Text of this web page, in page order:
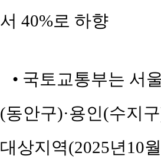
서 40%로 하향
• 국토교통부는 서
(동안구)·용인(수지
대상지역(2025년10